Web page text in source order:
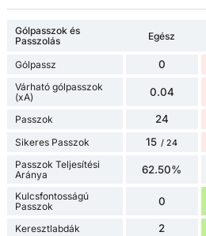
Gólpasszok és
Passzolás
Egész
Gólpassz 0
Várható gólpasszok
(xA)
0.04
Passzok 24
Sikeres Passzok 15 / 24
Passzok Teljesítési
Aránya
62.50%
Kulcsfontosságú
Passzok
0
Keresztlabdák 2